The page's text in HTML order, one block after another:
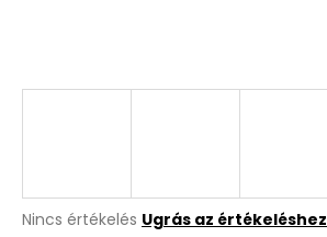
A
Nincs értékelés Ugrás az értékeléshez